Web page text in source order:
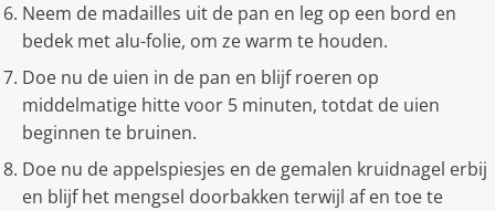
Neem de madailles uit de pan en leg op een bord en
bedek met alu-folie, om ze warm te houden.
Doe nu de uien in de pan en blijf roeren op
middelmatige hitte voor 5 minuten, totdat de uien
beginnen te bruinen.
Doe nu de appelspiesjes en de gemalen kruidnagel erbij
en blijf het mengsel doorbakken terwijl af en toe te